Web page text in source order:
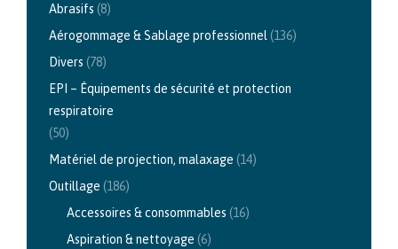
Abrasifs (8)
Aérogommage & Sablage professionnel (136)
Divers (78)
EPI – Équipements de sécurité et protection
respiratoire
(50)
Matériel de projection, malaxage (14)
Outillage (186)
Accessoires & consommables (16)
Aspiration & nettoyage (6)